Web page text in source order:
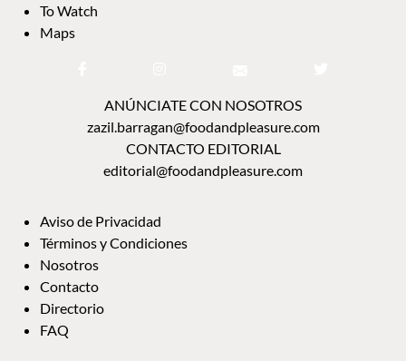
To Watch
Maps
ANÚNCIATE CON NOSOTROS
zazil.barragan@foodandpleasure.com
CONTACTO EDITORIAL
editorial@foodandpleasure.com
Aviso de Privacidad
Términos y Condiciones
Nosotros
Contacto
Directorio
FAQ